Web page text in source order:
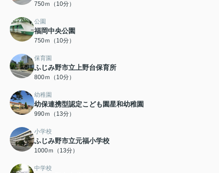
750ｍ（10分）
公園
福岡中央公園
750ｍ（10分）
保育園
ふじみ野市立上野台保育所
800ｍ（10分）
幼稚園
幼保連携型認定こども園星和幼稚園
990ｍ（13分）
小学校
ふじみ野市立元福小学校
1000ｍ（13分）
中学校